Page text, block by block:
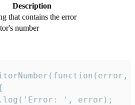
Description
that contains the error
number
', error);